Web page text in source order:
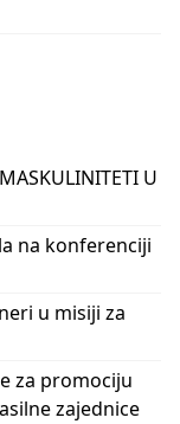
U
na konferenciji
u misiji za
za promociju
zajednice